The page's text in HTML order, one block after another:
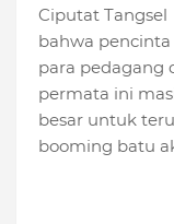
Ciputat
bahwa
para pedagang
permata ini
besar untuk
booming batu